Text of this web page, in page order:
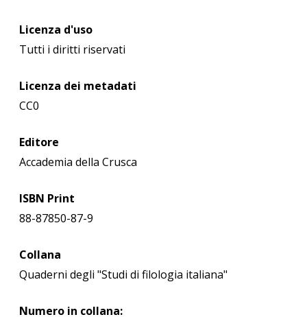
Licenza d'uso
Tutti i diritti riservati
Licenza dei metadati
CC0
Editore
Accademia della Crusca
ISBN Print
88-87850-87-9
Collana
Quaderni degli "Studi di filologia italiana"
Numero in collana: